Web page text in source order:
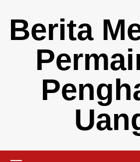
content
Berita